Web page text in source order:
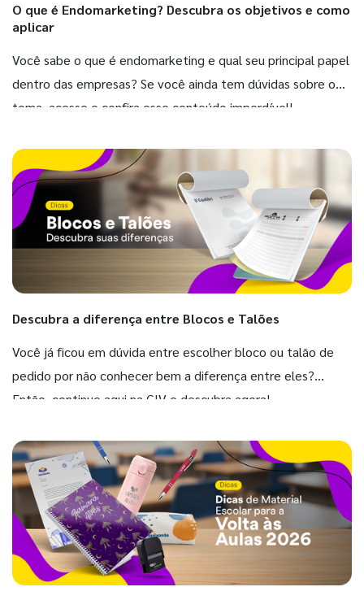
O que é Endomarketing? Descubra os objetivos e como
aplicar
Você sabe o que é endomarketing e qual seu principal papel
dentro das empresas? Se você ainda tem dúvidas sobre o
tema, acesse e confira esse conteúdo imperdível!
Descubra a diferença entre Blocos e Talões
Você já ficou em dúvida entre escolher bloco ou talão de
pedido por não conhecer bem a diferença entre eles?
Então, continue aqui na GIV e descubra agora!